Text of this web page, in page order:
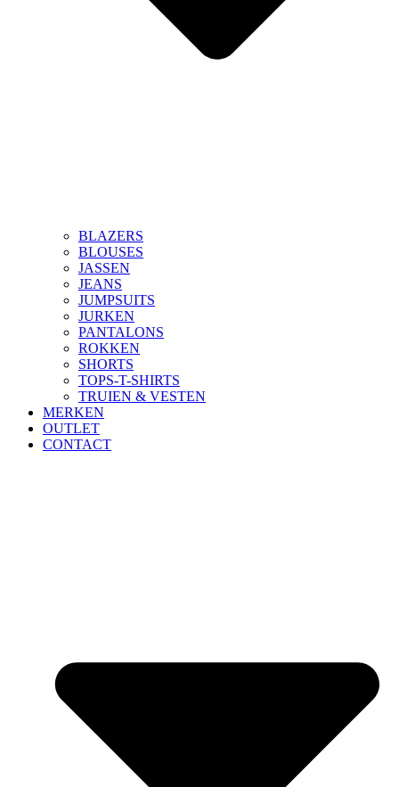
BLAZERS
BLOUSES
JASSEN
JEANS
JUMPSUITS
JURKEN
PANTALONS
ROKKEN
SHORTS
TOPS-T-SHIRTS
TRUIEN & VESTEN
MERKEN
OUTLET
CONTACT